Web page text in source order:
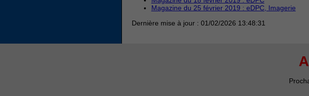
Magazine du 25 février 2019 : eDPC, Imagerie
Dernière mise à jour : 01/02/2026 13:48:31